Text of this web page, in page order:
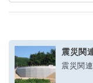
震災関
震災関